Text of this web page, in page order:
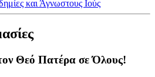
και Άγνωστους Ιούς
Θεό Πατέρα σε Όλους!